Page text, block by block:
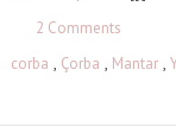
2 Comments
corba , Çorba , Mantar ,